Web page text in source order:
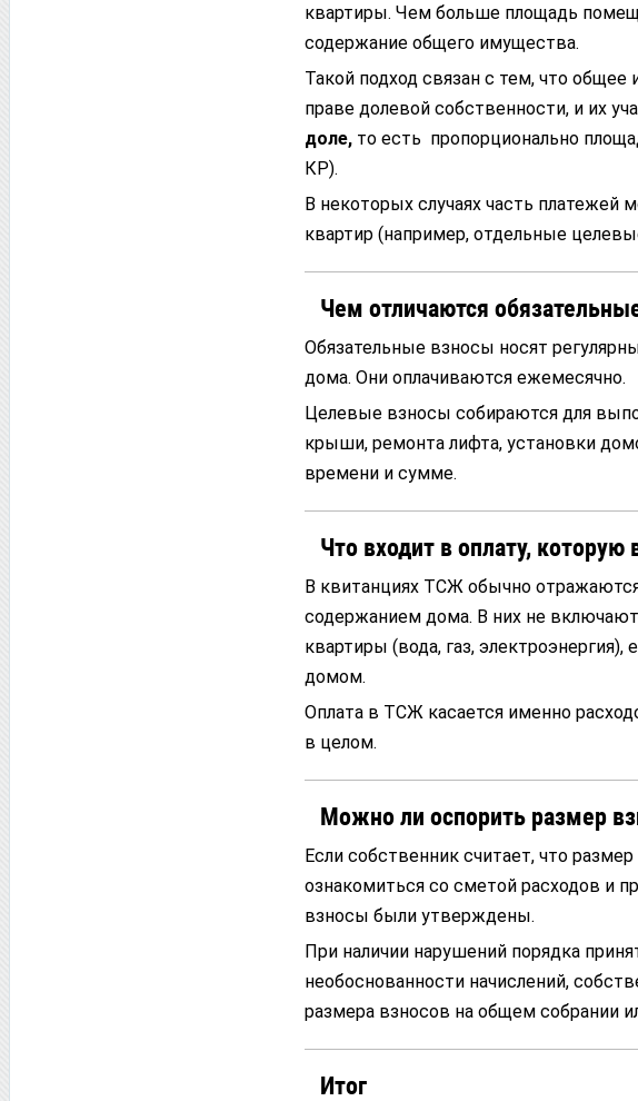
квартиры. Чем больше площадь
содержание общего имущества.
Такой подход связан с тем, что
праве долевой собственности, и их
доле, то есть пропорционально
КР).
В некоторых случаях часть платежей
квартир (например, отдельные
Чем отличаются
Обязательные взносы носят
дома. Они оплачиваются ежемесячно.
Целевые взносы собираются для
крыши, ремонта лифта, установки
времени и сумме.
Что входит в оплату,
В квитанциях ТСЖ обычно
содержанием дома. В них не
квартиры (вода, газ,
домом.
Оплата в ТСЖ касается именно
в целом.
Можно ли оспорить размер
Если собственник считает, что
ознакомиться со сметой расходов и
взносы были утверждены.
При наличии нарушений порядка
необоснованности начислений,
размера взносов на общем собрании
Итог